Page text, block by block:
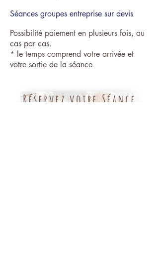
Séances groupes entreprise sur devis
Possibilité paiement en plusieurs fois, au
cas par cas.
* le temps comprend votre arrivée et
votre sortie de la séance
Réservez votre Séance